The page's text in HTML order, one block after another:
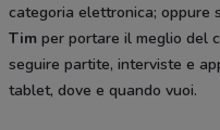
categoria elettronica; oppure
Tim per portare il meglio del
seguire partite, interviste e
tablet, dove e quando vuoi.